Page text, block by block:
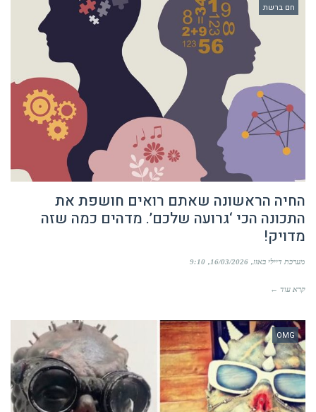
חם ברשת
החיה הראשונה שאתם רואים חושפת את
התכונה הכי ‘גרועה שלכם’. מדהים כמה שזה
מדויק!
מערכת דיילי באזז 16/03/2026
9:10
קרא עוד ←
OMG